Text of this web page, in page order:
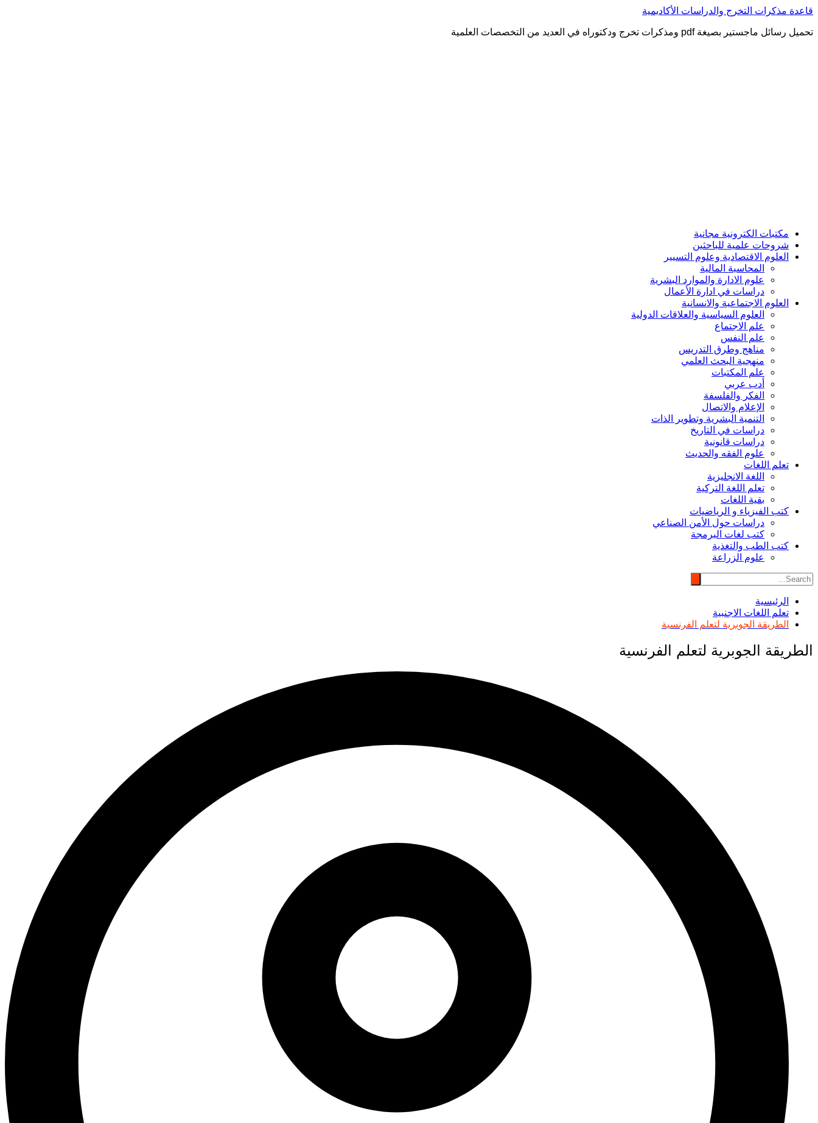
التجاوز
المحتوى
قاعدة مذكرات التخرج والدراسات الأكاديمية
تحميل رسائل ماجستير بصيغة pdf ومذكرات تخرج ودكتوراه في العديد من التخصصات العلمية
مكتبات الكترونية مجانية
شروحات علمية للباحثين
العلوم الاقتصادية وعلوم التسيير
المحاسبة المالية
علوم الادارة والموارد البشرية
دراسات في ادارة الأعمال
العلوم الاجتماعية والانسانية
العلوم السياسية والعلاقات الدولية
علم الاجتماع
علم النفس
مناهج وطرق التدريس
منهجية البحث العلمي
علم المكتبات
أدب عربي
الفكر والفلسفة
الإعلام والاتصال
التنمية البشرية وتطوير الذات
دراسات في التاريخ
دراسات قانونية
علوم الفقه والحديث
تعلم اللغات
اللغة الانجليزية
تعلم اللغة التركية
بقية اللغات
كتب الفيزياء و الرياضيات
دراسات حول الأمن الصناعي
كتب لغات البرمجة
كتب الطب والتغذية
علوم الزراعة
الرئيسية
تعلم اللغات الاجنبية
الطريقة الجوبرية لتعلم الفرنسية
الطريقة الجوبرية لتعلم الفرنسية